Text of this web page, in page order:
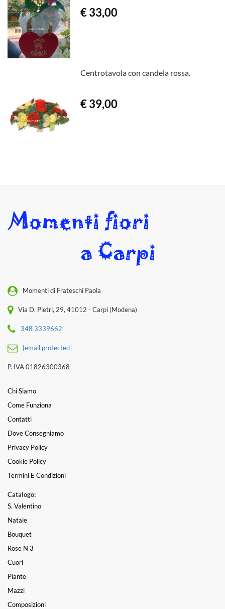
€ 33,00
Centrotavola con candela rossa.
€ 39,00
Momenti di Frateschi Paola
Via D. Pietri, 29, 41012 - Carpi (Modena)
348 3339662
[email protected]
P. IVA 01826300368
Chi Siamo
Come Funziona
Contatti
Dove Consegniamo
Privacy Policy
Cookie Policy
Termini E Condizioni
Catalogo:
S. Valentino
Natale
Bouquet
Rose N 3
Cuori
Piante
Mazzi
Composizioni